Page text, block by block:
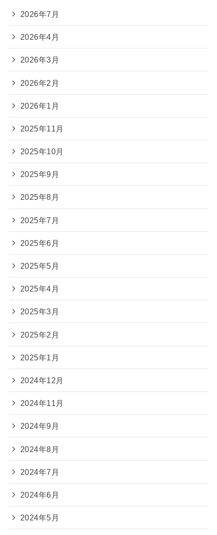
2026年7月
2026年4月
2026年3月
2026年2月
2026年1月
2025年11月
2025年10月
2025年9月
2025年8月
2025年7月
2025年6月
2025年5月
2025年4月
2025年3月
2025年2月
2025年1月
2024年12月
2024年11月
2024年9月
2024年8月
2024年7月
2024年6月
2024年5月